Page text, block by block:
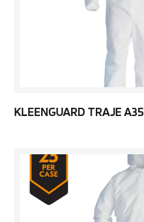
KLEENGUARD TRAJE A35